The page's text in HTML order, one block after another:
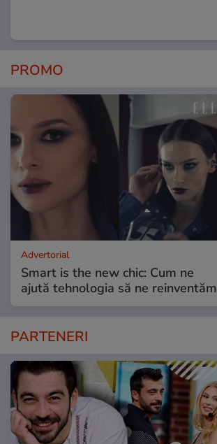
PROMO
Advertorial
Smart is the new chic: Cum ne
ajută tehnologia să ne reinventăm
PARTENERI